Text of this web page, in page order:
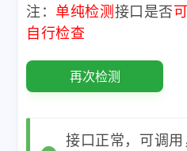
注： 单纯检测 接口是否
自行检查
再次检测
接口正常，可调